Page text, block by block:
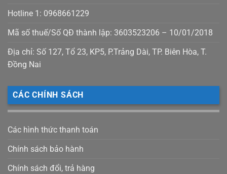
Hotline 1: 0968661229
Mã số thuế/Số QĐ thành lập: 3603523206 – 10/01/2018
Địa chỉ: Số 127, Tổ 23, KP5, P.Trảng Dài, TP. Biên Hòa, T.
Đồng Nai
CÁC CHÍNH SÁCH
Các hình thức thanh toán
Chính sách bảo hành
Chính sách đổi, trả hàng